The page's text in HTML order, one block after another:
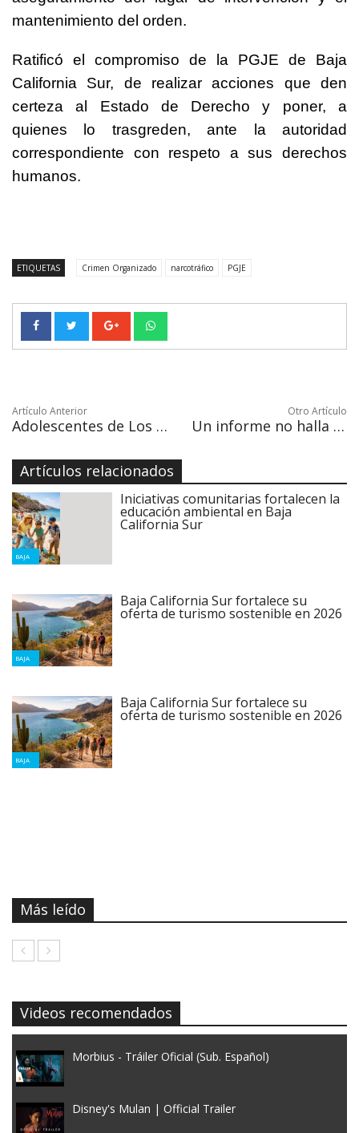
mantenimiento del orden.
Ratificó el compromiso de la PGJE de Baja
California Sur, de realizar acciones que den
certeza al Estado de Derecho y poner, a
quienes lo trasgreden, ante la autoridad
correspondiente con respeto a sus derechos
humanos.
ETIQUETAS Crimen Organizado narcotráfico PGJE
Artículo Anterior
Adolescentes de Los Cabos ponen en alerta a las autoridades de salud
Otro Artículo
Un informe no halla parcialidad en los sueldos por género en la BBC
Artículos relacionados
BAJA
Iniciativas comunitarias fortalecen la
educación ambiental en Baja
California Sur
BAJA
Baja California Sur fortalece su
oferta de turismo sostenible en 2026
BAJA
Baja California Sur fortalece su
oferta de turismo sostenible en 2026
Más leído
Videos recomendados
Morbius - Tráiler Oficial (Sub. Español)
Disney's Mulan | Official Trailer